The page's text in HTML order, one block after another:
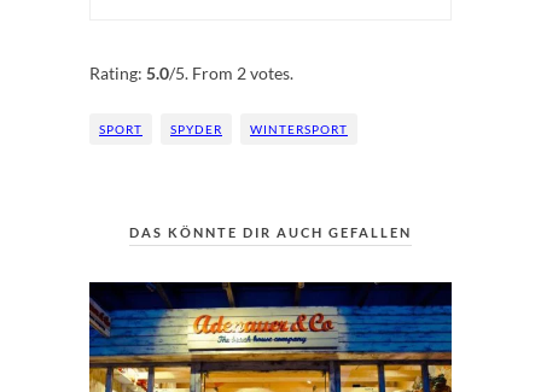
Rating: 5.0/5. From 2 votes.
SPORT SPYDER WINTERSPORT
DAS KÖNNTE DIR AUCH GEFALLEN